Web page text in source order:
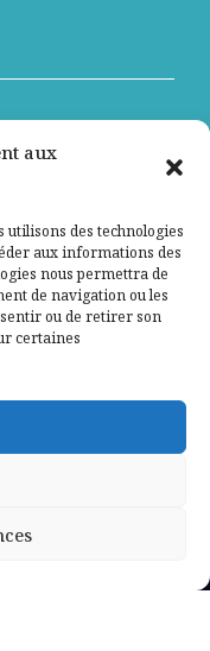
aux
des technologies
aux informations des
nous permettra de
de navigation ou les
ou de retirer son
certaines